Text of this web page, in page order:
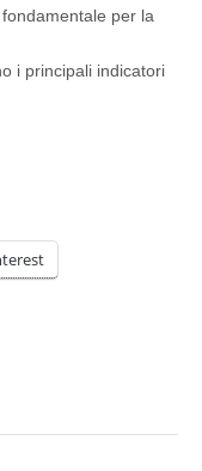
per la
i principali indicatori